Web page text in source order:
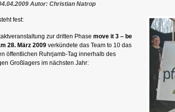
Autor: Christian Natrop
fest:
zur dritten Phase move it 3 – be
28. März 2009 verkündete das Team to 10 das
öffentlichen Ruhrjamb-Tag innerhalb des
Großlagers im nächsten Jahr: